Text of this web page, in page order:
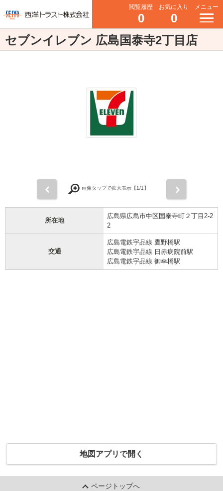
閲覧履歴
0
お気に入り
0
メニュー
セブンイレブン 広島国泰寺2丁目店
画像タップで拡大表示【1/1】
所在地
広島県広島市中区国泰寺町２丁目2-2
2
交通
広島電鉄宇品線 鷹野橋駅
広島電鉄宇品線 日赤病院前駅
広島電鉄宇品線 御幸橋駅
地図アプリで開く
ページトップへ